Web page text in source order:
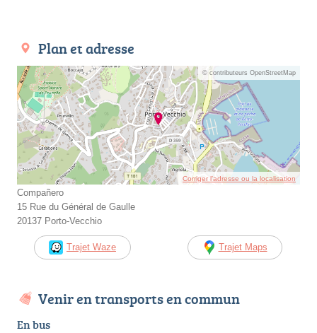
Plan et adresse
© contributeurs OpenStreetMap
Corriger l’adresse ou la localisation
Compañero
15 Rue du Général de Gaulle
20137 Porto-Vecchio
Trajet Waze Trajet Maps
Venir en transports en commun
En bus